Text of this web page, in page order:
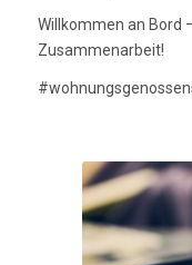
Willkommen an Bord
Zusammenarbeit!